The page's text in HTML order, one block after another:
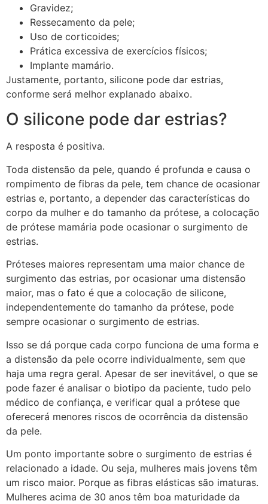
Gravidez;
Ressecamento da pele;
Uso de corticoides;
Prática excessiva de exercícios físicos;
Implante mamário.
Justamente, portanto, silicone pode dar estrias,
conforme será melhor explanado abaixo.
O silicone pode dar estrias?
A resposta é positiva.
Toda distensão da pele, quando é profunda e causa o
rompimento de fibras da pele, tem chance de ocasionar
estrias e, portanto, a depender das características do
corpo da mulher e do tamanho da prótese, a colocação
de prótese mamária pode ocasionar o surgimento de
estrias.
Próteses maiores representam uma maior chance de
surgimento das estrias, por ocasionar uma distensão
maior, mas o fato é que a colocação de silicone,
independentemente do tamanho da prótese, pode
sempre ocasionar o surgimento de estrias.
Isso se dá porque cada corpo funciona de uma forma e
a distensão da pele ocorre individualmente, sem que
haja uma regra geral. Apesar de ser inevitável, o que se
pode fazer é analisar o biotipo da paciente, tudo pelo
médico de confiança, e verificar qual a prótese que
oferecerá menores riscos de ocorrência da distensão
da pele.
Um ponto importante sobre o surgimento de estrias é
relacionado a idade. Ou seja, mulheres mais jovens têm
um risco maior. Porque as fibras elásticas são imaturas.
Mulheres acima de 30 anos têm boa maturidade da